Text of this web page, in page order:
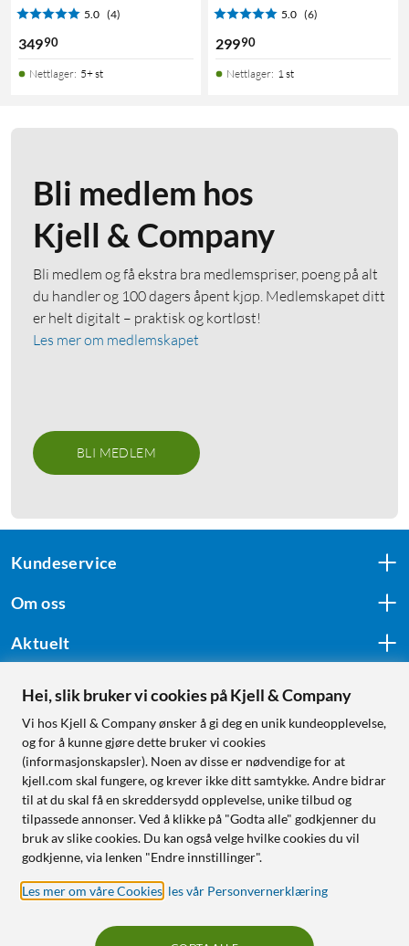
5.0 (4)
34990
Nettlager: 5+ st
5.0 (6)
29990
Nettlager: 1 st
Bli medlem hos
Kjell & Company
Bli medlem og få ekstra bra medlemspriser, poeng på alt
du handler og 100 dagers åpent kjøp. Medlemskapet ditt
er helt digitalt – praktisk og kortløst!
Les mer om medlemskapet
BLI MEDLEM
Kundeservice
Om oss
Aktuelt
Følg oss
Handle fra:
Sverige
Norge
Hei, slik bruker vi cookies på Kjell & Company
Vi hos Kjell & Company ønsker å gi deg en unik kundeopplevelse,
og for å kunne gjøre dette bruker vi cookies
(informasjonskapsler). Noen av disse er nødvendige for at
kjell.com skal fungere, og krever ikke ditt samtykke. Andre bidrar
til at du skal få en skreddersydd opplevelse, unike tilbud og
tilpassede annonser. Ved å klikke på "Godta alle" godkjenner du
bruk av slike cookies. Du kan også velge hvilke cookies du vil
godkjenne, via lenken "Endre innstillinger".
Les mer om våre Cookies les vår Personvernerklæring